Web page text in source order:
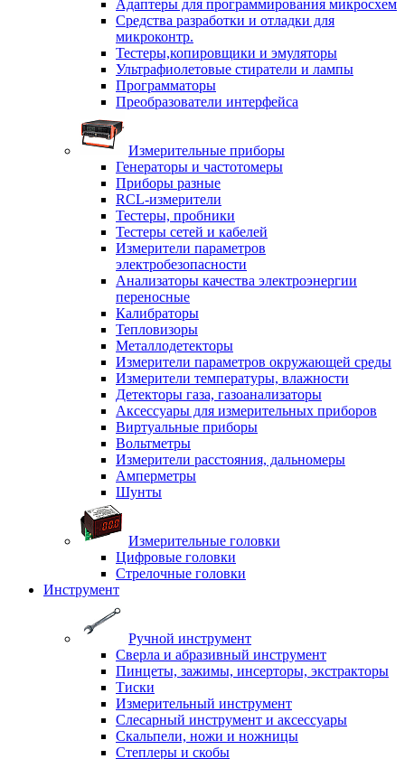
Адаптеры для программирования микросхем
Средства разработки и отладки для
микроконтр.
Тестеры,копировщики и эмуляторы
Ультрафиолетовые стиратели и лампы
Программаторы
Преобразователи интерфейса
Измерительные приборы
Генераторы и частотомеры
Приборы разные
RCL-измерители
Тестеры, пробники
Тестеры сетей и кабелей
Измерители параметров
электробезопасности
Анализаторы качества электроэнергии
переносные
Калибраторы
Тепловизоры
Металлодетекторы
Измерители параметров окружающей среды
Измерители температуры, влажности
Детекторы газа, газоанализаторы
Аксессуары для измерительных приборов
Виртуальные приборы
Вольтметры
Измерители расстояния, дальномеры
Амперметры
Шунты
Измерительные головки
Цифровые головки
Стрелочные головки
Инструмент
Ручной инструмент
Сверла и абразивный инструмент
Пинцеты, зажимы, инсерторы, экстракторы
Тиски
Измерительный инструмент
Слесарный инструмент и аксессуары
Скальпели, ножи и ножницы
Степлеры и скобы